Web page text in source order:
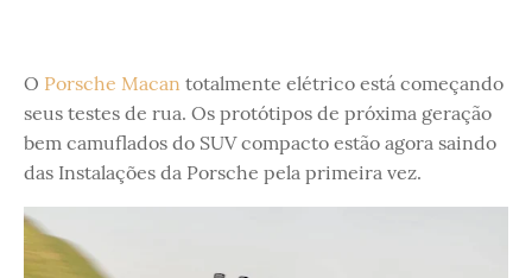
O Porsche Macan totalmente elétrico está começando
seus testes de rua. Os protótipos de próxima geração
bem camuflados do SUV compacto estão agora saindo
das Instalações da Porsche pela primeira vez.